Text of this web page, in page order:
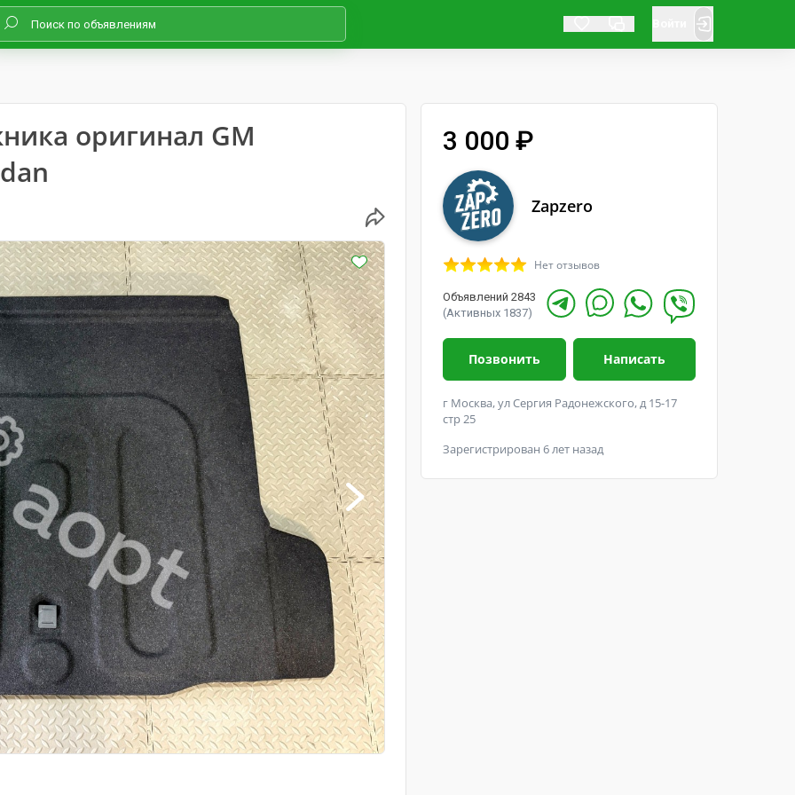
оригинал GM
3 000 ₽
Zapzero
Нет отзывов
Объявлений 2843
(Активных 1837)
Позвонить Написать
г Москва, ул Сергия Радонежского, д 15-17
стр 25
Зарегистрирован 6 лет назад